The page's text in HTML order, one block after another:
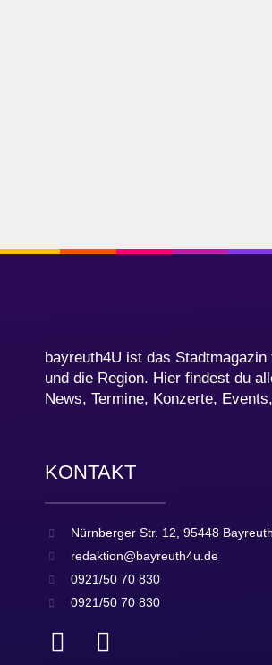
bayreuth4U ist das
und die Region. Hier findest du
News, Termine, Konzerte,
KONTAKT
Nürnberger Str. 12, 95448 Bayreuth
redaktion@bayreuth4u.de
0921/50 70 830
0921/50 70 830